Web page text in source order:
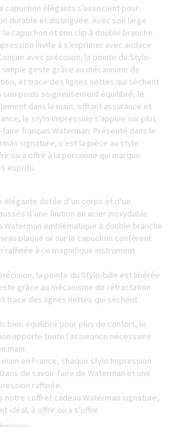
capuchon élégants s’associent pour
durable et distinguée. Avec son large
le capuchon et son clip à double branche
invite à s’exprimer avec audace
avec précision, la pointe du Stylo-
geste grâce au mécanisme de
et trace des lignes nettes qui sèchent
son poids soigneusement équilibré, le
dans la main, offrant assurance et
le stylo Impression s’appuie sur plus
français Waterman. Présenté dans le
signature, c’est la pièce au style
ou à offrir à la personne qui marque
esprits.
élégante dotée d’un corps et d’un
d’une finition en acier inoxydable
Waterman emblématique à double branche
plaqué or sur le capuchon confèrent
raffinée à ce magnifique instrument
la pointe du Stylo-bille est libérée
grâce au mécanisme de rétractation
trace des lignes nettes qui sèchent
bien équilibré pour plus de confort, le
apporte toute l’assurance nécessaire
main.
en France, chaque stylo Impression
ans de savoir-faire de Waterman et une
raffinée.
notre coffret cadeau Waterman signature,
idéal, à offrir ou à s’offrir.